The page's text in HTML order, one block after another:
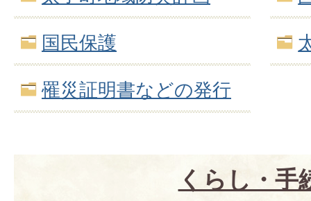
国民保護
罹災証明書などの発行
くらし・手